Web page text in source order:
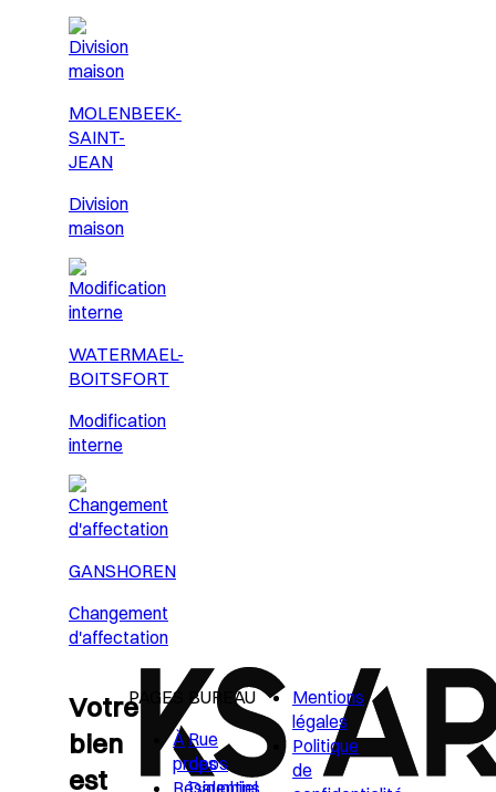
MOLENBEEK-
SAINT-
JEAN
Division
maison
WATERMAEL-
BOITSFORT
Modification
interne
GANSHOREN
Changement
d'affectation
Votre
bien
est
PAGES
À
propos
BUREAU
Rue
des
Mentions
légales
Politique
de